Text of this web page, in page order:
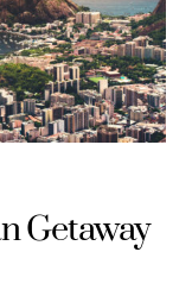
Getaway